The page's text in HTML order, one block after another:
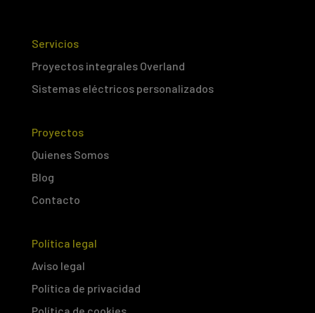
Servicios
Proyectos integrales Overland
Sistemas eléctricos personalizados
Proyectos
Quienes Somos
Blog
Contacto
Política legal
Aviso legal
Política de privacidad